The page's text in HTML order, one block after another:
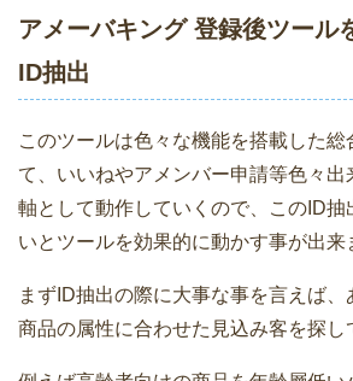
アメーバキング 登録後ツール
ID抽出
このツールは色々な機能を搭載した
て、いいねやアメンバー申請等色々出
軸として動作していくので、このID抽
いとツールを効果的に動かす事が出来
まずID抽出の際に大事な事を言えば
商品の属性に合わせた見込み客を探し